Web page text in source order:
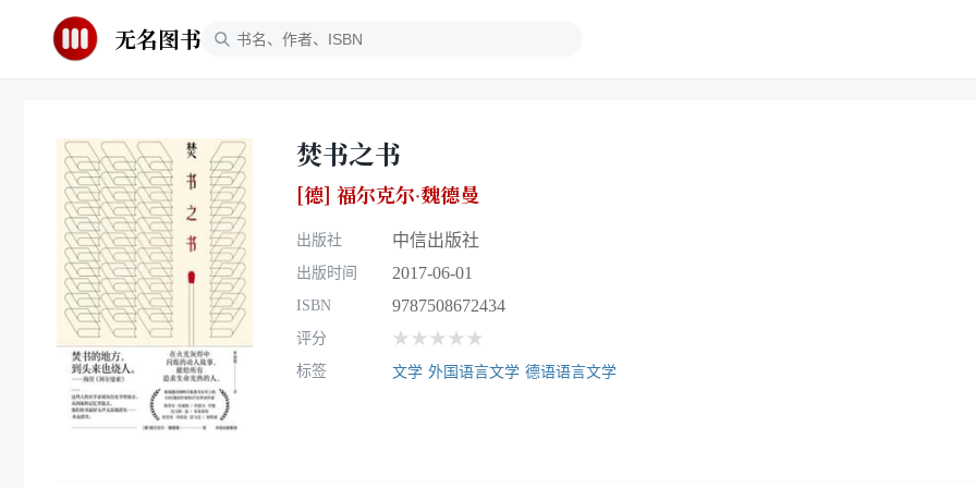
无名图书
焚书之书
[德] 福尔克尔·魏德曼
出版社 中信出版社
出版时间 2017-06-01
ISBN 9787508672434
评分 ★★★★★
标签 文学 外国语言文学 德语语言文学